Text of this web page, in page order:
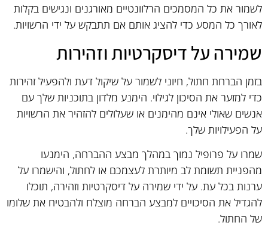
לשמור את כל המסמכים הרלוונטיים מאורגנים ונגישים בקלות
לאורך כל המסע כדי להציג אותם אם תתבקש על ידי הרשויות.
שמירה על דיסקרטיות וזהירות
בזמן הברחת חתול, חיוני לשמור על שיקול דעת ולהפעיל זהירות
כדי למזער את הסיכון לגילוי. הימנע מלדון בתוכניות שלך עם
אנשים שאולי אינם מהימנים או שעלולים להזהיר את הרשויות
על הפעילויות שלך.
שמרו על פרופיל נמוך במהלך מבצע ההברחה, הימנעו
מהפניית תשומת לב מיותרת לעצמכם או לחתול, והישמרו על
ערנות בכל עת. על ידי שמירה על דיסקרטיות וזהירה, תוכלו
להגדיל את הסיכויים למבצע הברחה מוצלח ולהבטיח את שלומו
של החתול.